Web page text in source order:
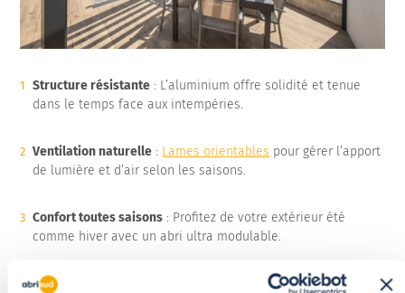
Structure résistante : L’aluminium offre solidité et tenue
dans le temps face aux intempéries.
Ventilation naturelle : Lames orientables pour gérer l’apport
de lumière et d’air selon les saisons.
Confort toutes saisons : Profitez de votre extérieur été
comme hiver avec un abri ultra modulable.